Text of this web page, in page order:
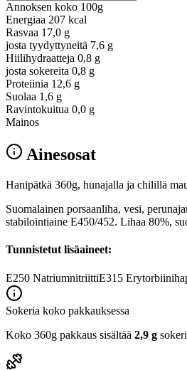
Annoksen koko 100g
Energiaa 207 kcal
Rasvaa 17,0 g
josta tyydyttyneitä 7,6 g
Hiilihydraatteja 0,8 g
josta sokereita 0,8 g
Proteiinia 12,6 g
Suolaa 1,6 g
Ravintokuitua 0,0 g
Mainos
Ainesosat
Hanipätkä 360g, hunajalla ja chilillä
Suomalainen porsaanliha, vesi,
stabilointiaine E450/452. Lihaa 80%,
Tunnistetut lisäaineet:
E250 NatriumnitriittiE315
Sokeria koko pakkauksessa
Koko 360g pakkaus sisältää 2,9 g